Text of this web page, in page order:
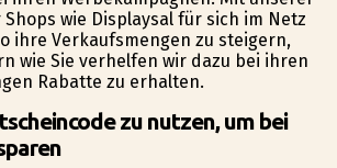
wie Displaysal für sich im Netz
ihre Verkaufsmengen zu steigern,
wie Sie verhelfen wir dazu bei ihren
Rabatte zu erhalten.
zu nutzen, um bei